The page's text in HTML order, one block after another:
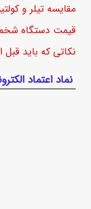
مقایسه تیلر و
قیمت دستگاه
نکاتی که باید قبل
نماد اعتماد